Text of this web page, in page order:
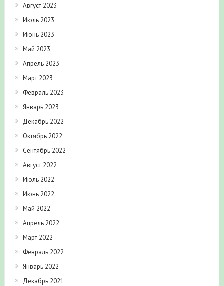
Август 2023
Июль 2023
Июнь 2023
Май 2023
Апрель 2023
Март 2023
Февраль 2023
Январь 2023
Декабрь 2022
Октябрь 2022
Сентябрь 2022
Август 2022
Июль 2022
Июнь 2022
Май 2022
Апрель 2022
Март 2022
Февраль 2022
Январь 2022
Декабрь 2021